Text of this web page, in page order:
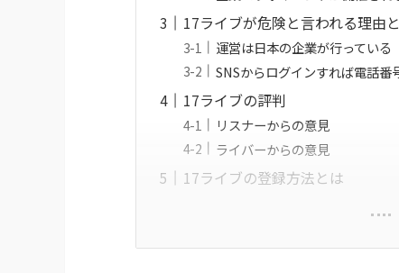
17ライブが危険と言われる理由
運営は日本の企業が行っている
SNSからログインすれば電話番
17ライブの評判
リスナーからの意見
ライバーからの意見
17ライブの登録方法とは